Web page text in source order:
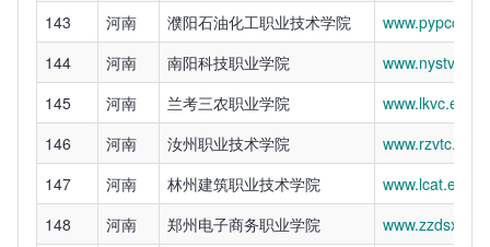
143
河南 濮阳石油化工职业技术学院
144
河南 南阳科技职业学院
145
河南 兰考三农职业学院
146
河南 汝州职业技术学院
www.rzvtc.cn
147
河南 林州建筑职业技术学院
148
河南 郑州电子商务职业学院
www.zzdsxy.cn